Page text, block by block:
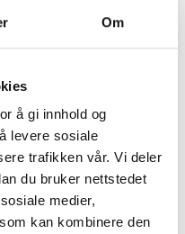
Om
å gi innhold og
levere sosiale
trafikken vår. Vi deler
du bruker nettstedet
medier,
kan kombinere den
og
oppdrag med et
heter BIOGLOW.